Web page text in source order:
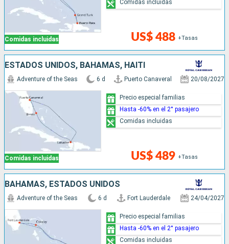
Comidas incluidas US$ 488 +Tasas
Comidas incluidas
ESTADOS UNIDOS, BAHAMAS, HAITI
Comidas incluidas
Adventure of the Seas 6 d Puerto Canaveral 20/08/2027
US$ 489 +Tasas
Precio especial familias
Hasta -60% en el 2° pasajero
Comidas incluidas
BAHAMAS, ESTADOS UNIDOS
Adventure of the Seas 6 d Fort Lauderdale 24/04/2027
Precio especial familias
Hasta -60% en el 2° pasajero
Comidas incluidas